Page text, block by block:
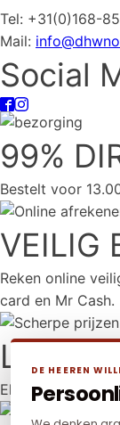
Tel: +31(0)168-
Mail:
Social
99%
Bestelt voor
VEILIG
Reken online
card en Mr Cash.
Elders
DE HEEREN